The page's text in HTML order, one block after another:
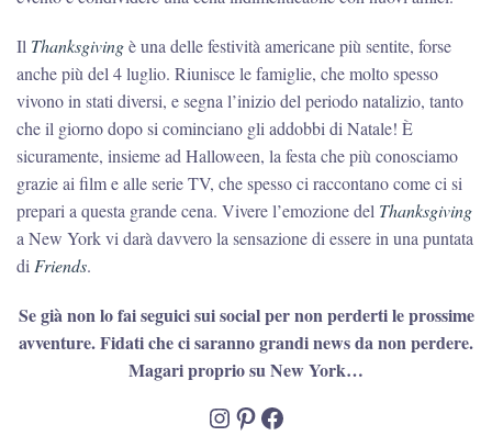
Il Thanksgivingè una delle festività americane più sentite, forse
anche più del 4 luglio. Riunisce le famiglie, che molto spesso
vivono in stati diversi, e segna l’inizio del periodo natalizio, tanto
che il giorno dopo si cominciano gli addobbi di Natale! È
sicuramente, insieme ad Halloween, la festa che più conosciamo
grazie ai film e alle serie TV, che spesso ci raccontano come ci si
prepari a questa grande cena. Vivere l’emozione del Thanksgiving
a New York vi darà davvero la sensazione di essere in una puntata
di Friends.
Se già non lo fai seguici sui social per non perderti le prossime
avventure. Fidati che ci saranno grandi news da non perdere.
Magari proprio su New York…
Instagram
Pinterest
Facebook